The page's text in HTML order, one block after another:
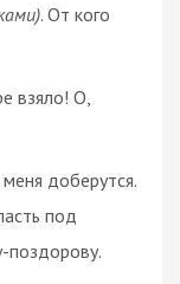
. От кого
взяло! О,
доберутся.
под
поздорову.